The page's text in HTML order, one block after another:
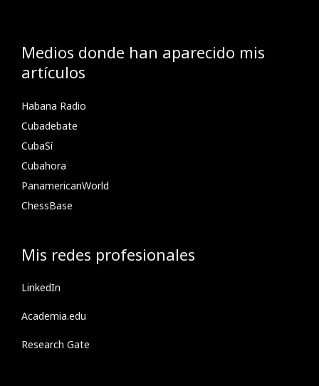
Medios donde han aparecido mis
artículos
Habana Radio
Cubadebate
CubaSí
Cubahora
PanamericanWorld
ChessBase
Mis redes profesionales
LinkedIn
Academia.edu
Research Gate